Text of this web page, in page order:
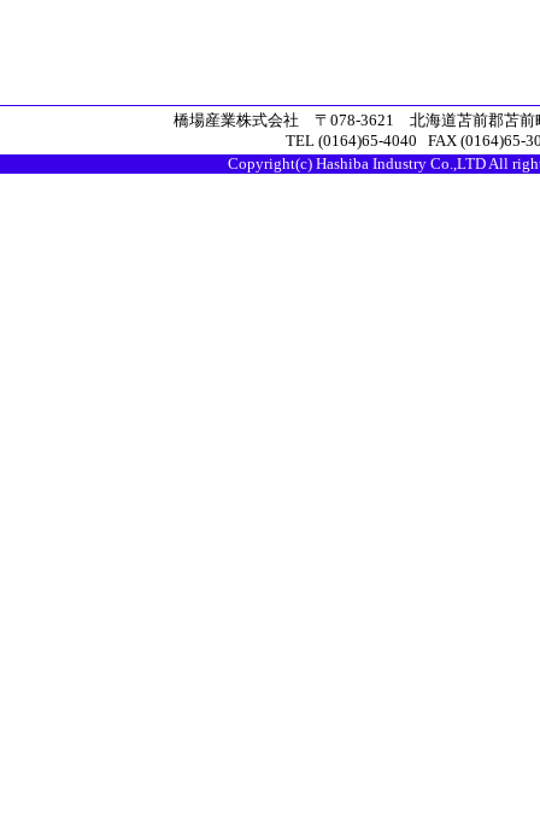
橋場産業株式会社 〒078-3621 北海道苫前郡苫前
TEL (0164)65-4040 FAX (0164)65-
Copyright(c) Hashiba Industry Co.,LTD All